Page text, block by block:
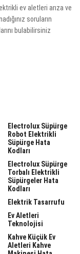
ev aletleri arıza ve
soruların
bulabilirsiniz
Electrolux Süpürge
Robot Elektrikli
Süpürge Hata
Kodları
Electrolux Süpürge
Torbalı Elektrikli
Süpürgeler Hata
Kodları
Elektrik Tasarrufu
Ev Aletleri
Teknolojisi
Kahve Küçük Ev
Aletleri Kahve